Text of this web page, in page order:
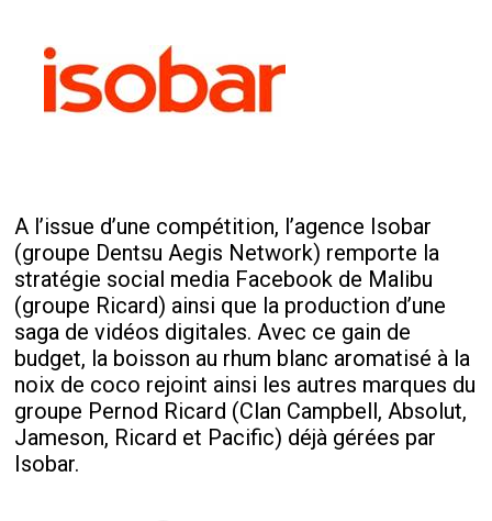
A l’issue d’une compétition, l’agence Isobar
(groupe Dentsu Aegis Network) remporte la
stratégie social media Facebook de Malibu
(groupe Ricard) ainsi que la production d’une
saga de vidéos digitales. Avec ce gain de
budget, la boisson au rhum blanc aromatisé à la
noix de coco rejoint ainsi les autres marques du
groupe Pernod Ricard (Clan Campbell, Absolut,
Jameson, Ricard et Pacific) déjà gérées par
Isobar.